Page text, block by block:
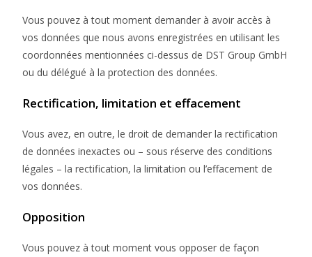
Vous pouvez à tout moment demander à avoir accès à
vos données que nous avons enregistrées en utilisant les
coordonnées mentionnées ci-dessus de DST Group GmbH
ou du délégué à la protection des données.
Rectification, limitation et effacement
Vous avez, en outre, le droit de demander la rectification
de données inexactes ou – sous réserve des conditions
légales – la rectification, la limitation ou l’effacement de
vos données.
Opposition
Vous pouvez à tout moment vous opposer de façon